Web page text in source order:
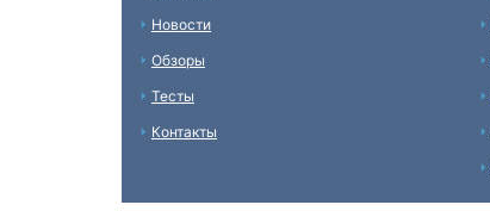
Новости
Обзоры
Тесты
Контакты